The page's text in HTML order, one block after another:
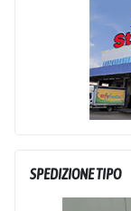
SPEDIZIONE TIPO